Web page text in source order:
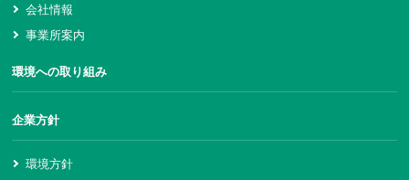
会社情報
事業所案内
環境への取り組み
企業方針
環境方針